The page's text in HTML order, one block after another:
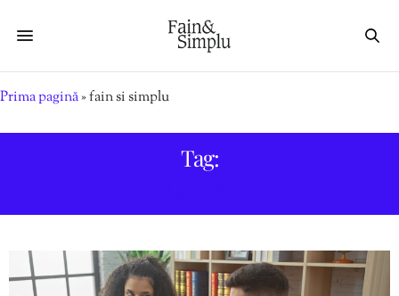
Prima pagină»fain si simplu
Tag: